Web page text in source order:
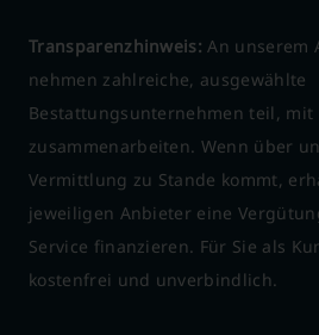
Transparenzhinweis: An unserem
nehmen zahlreiche, ausgewählte
Bestattungsunternehmen teil, mit
zusammenarbeiten. Wenn über
Vermittlung zu Stande kommt,
jeweiligen Anbieter eine
Service finanzieren. Für Sie als
kostenfrei und unverbindlich.